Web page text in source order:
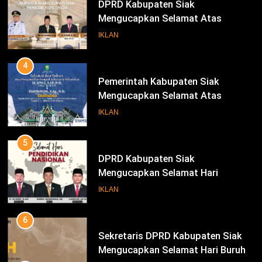
DPRD Kabupaten Siak
Mengucapkan Selamat Atas
Pengambilan Sumpah Jabatan
IKLAN
4
Pemerintah Kabupaten Siak
Mengucapkan Selamat Atas
Pengambilan Sumpah Jabatan
IKLAN
5
DPRD Kabupaten Siak
Mengucapkan Selamat Hari
Pendidikan Nasional
IKLAN
6
Sekretaris DPRD Kabupaten Siak
Mengucapkan Selamat Hari Buruh